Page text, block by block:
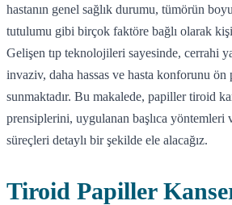
hastanın genel sağlık durumu, tümörün
tutulumu gibi birçok faktöre bağlı olarak
Gelişen tıp teknolojileri sayesinde, cerrahi
invaziv, daha hassas ve hasta konforunu
sunmaktadır. Bu makalede, papiller tiroid
prensiplerini, uygulanan başlıca yöntemleri
süreçleri detaylı bir şekilde ele alacağız.
Tiroid Papiller